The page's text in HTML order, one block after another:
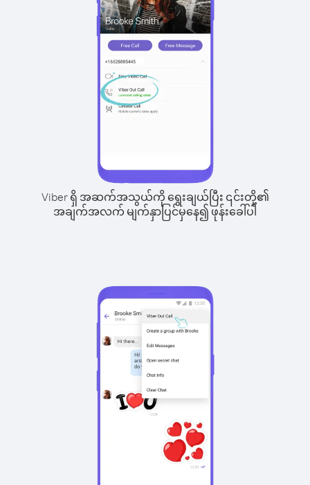
Viber ရှိ အဆက်အသွယ်ကို ရွေးချယ်ပြီး ၎င်းတို့၏
အချက်အလက် မျက်နှာပြင်မှနေ၍ ဖုန်းခေါ်ပါ